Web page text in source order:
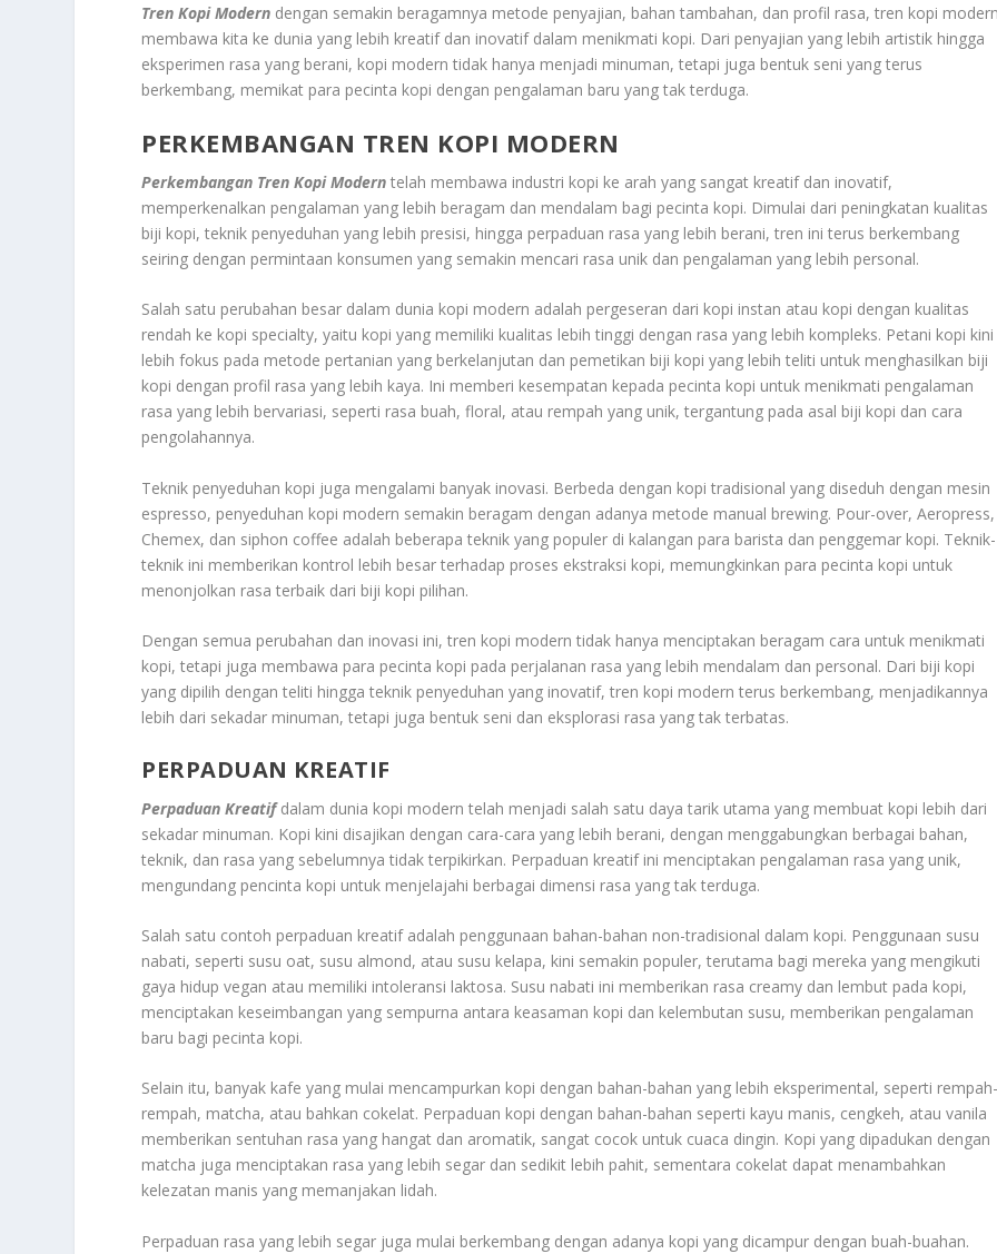
Tren Kopi Modern dengan semakin beragamnya metode penyajian, bahan tambahan, dan profil rasa, tren kopi
membawa kita ke dunia yang lebih kreatif dan inovatif dalam menikmati kopi. Dari penyajian yang lebih artistik hingga
eksperimen rasa yang berani, kopi modern tidak hanya menjadi minuman, tetapi juga bentuk seni yang terus
berkembang, memikat para pecinta kopi dengan pengalaman baru yang tak terduga.
PERKEMBANGAN TREN KOPI MODERN
Perkembangan Tren Kopi Modern telah membawa industri kopi ke arah yang sangat kreatif dan inovatif,
memperkenalkan pengalaman yang lebih beragam dan mendalam bagi pecinta kopi. Dimulai dari peningkatan kualitas
biji kopi, teknik penyeduhan yang lebih presisi, hingga perpaduan rasa yang lebih berani, tren ini terus berkembang
seiring dengan permintaan konsumen yang semakin mencari rasa unik dan pengalaman yang lebih personal.
Salah satu perubahan besar dalam dunia kopi modern adalah pergeseran dari kopi instan atau kopi dengan kualitas
rendah ke kopi specialty, yaitu kopi yang memiliki kualitas lebih tinggi dengan rasa yang lebih kompleks. Petani kopi kini
lebih fokus pada metode pertanian yang berkelanjutan dan pemetikan biji kopi yang lebih teliti untuk menghasilkan biji
kopi dengan profil rasa yang lebih kaya. Ini memberi kesempatan kepada pecinta kopi untuk menikmati pengalaman
rasa yang lebih bervariasi, seperti rasa buah, floral, atau rempah yang unik, tergantung pada asal biji kopi dan cara
pengolahannya.
Teknik penyeduhan kopi juga mengalami banyak inovasi. Berbeda dengan kopi tradisional yang diseduh dengan mesin
espresso, penyeduhan kopi modern semakin beragam dengan adanya metode manual brewing. Pour-over, Aeropress,
Chemex, dan siphon coffee adalah beberapa teknik yang populer di kalangan para barista dan penggemar kopi. Teknik-
teknik ini memberikan kontrol lebih besar terhadap proses ekstraksi kopi, memungkinkan para pecinta kopi untuk
menonjolkan rasa terbaik dari biji kopi pilihan.
Dengan semua perubahan dan inovasi ini, tren kopi modern tidak hanya menciptakan beragam cara untuk menikmati
kopi, tetapi juga membawa para pecinta kopi pada perjalanan rasa yang lebih mendalam dan personal. Dari biji kopi
yang dipilih dengan teliti hingga teknik penyeduhan yang inovatif, tren kopi modern terus berkembang, menjadikannya
lebih dari sekadar minuman, tetapi juga bentuk seni dan eksplorasi rasa yang tak terbatas.
PERPADUAN KREATIF
Perpaduan Kreatifdalam dunia kopi modern telah menjadi salah satu daya tarik utama yang membuat kopi lebih dari
sekadar minuman. Kopi kini disajikan dengan cara-cara yang lebih berani, dengan menggabungkan berbagai bahan,
teknik, dan rasa yang sebelumnya tidak terpikirkan. Perpaduan kreatif ini menciptakan pengalaman rasa yang unik,
mengundang pencinta kopi untuk menjelajahi berbagai dimensi rasa yang tak terduga.
Salah satu contoh perpaduan kreatif adalah penggunaan bahan-bahan non-tradisional dalam kopi. Penggunaan susu
nabati, seperti susu oat, susu almond, atau susu kelapa, kini semakin populer, terutama bagi mereka yang mengikuti
gaya hidup vegan atau memiliki intoleransi laktosa. Susu nabati ini memberikan rasa creamy dan lembut pada kopi,
menciptakan keseimbangan yang sempurna antara keasaman kopi dan kelembutan susu, memberikan pengalaman
baru bagi pecinta kopi.
Selain itu, banyak kafe yang mulai mencampurkan kopi dengan bahan-bahan yang lebih eksperimental, seperti
rempah, matcha, atau bahkan cokelat. Perpaduan kopi dengan bahan-bahan seperti kayu manis, cengkeh, atau vanila
memberikan sentuhan rasa yang hangat dan aromatik, sangat cocok untuk cuaca dingin. Kopi yang dipadukan dengan
matcha juga menciptakan rasa yang lebih segar dan sedikit lebih pahit, sementara cokelat dapat menambahkan
kelezatan manis yang memanjakan lidah.
Perpaduan rasa yang lebih segar juga mulai berkembang dengan adanya kopi yang dicampur dengan buah-buahan.